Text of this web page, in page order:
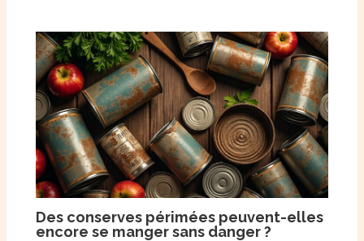
Des conserves périmées peuvent-elles
encore se manger sans danger ?